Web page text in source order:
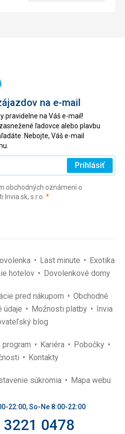
na e-mail
pravidelne na Váš e-mail!
ľadovce alebo plavbu
Nebojte, Váš e-mail
Prihlásiť
obchodných oznámení o
s.r.o. *(povinné)
Last minute
Exotika
hotelov Dovolenkové domy
pred nákupom
Obchodné
údaje Možnosti platby
Invia
blog
Kariéra
Pobočky
Kontakty
súkromia Mapa webu
22:00, So-Ne 8:00-22:00
3221 0478